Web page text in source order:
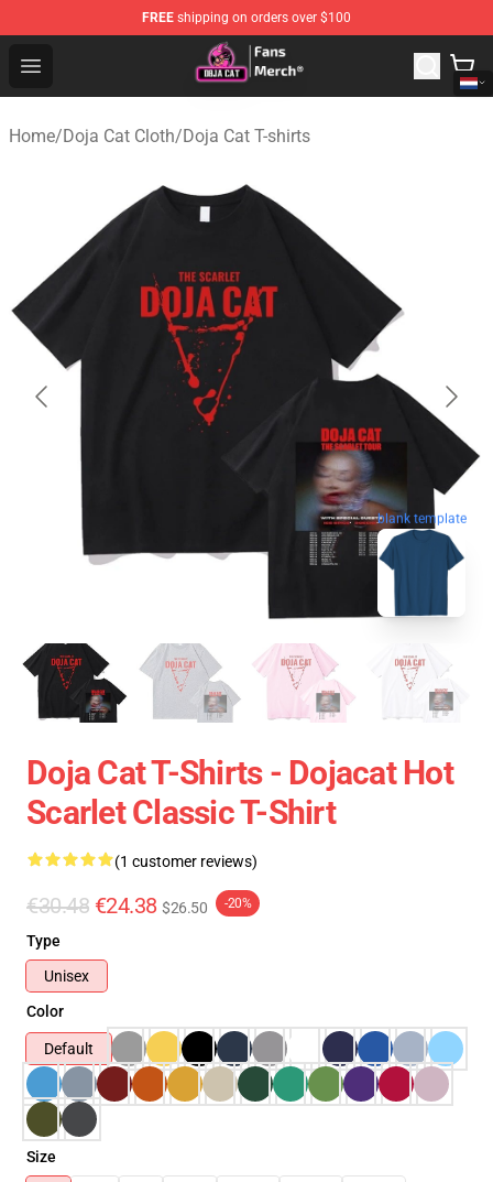
FREE shipping on orders over $100
Open menu
Doja Cat Store - Official Doja Cat Merchandise Shop
Home/Doja Cat Cloth/Doja Cat T-shirts
blank template
Doja Cat T-Shirts - Dojacat Hot
Scarlet Classic T-Shirt
(1 customer reviews)
€30.48 €24.38 $26.50 -20%
Type
Unisex
Color
Default
Size